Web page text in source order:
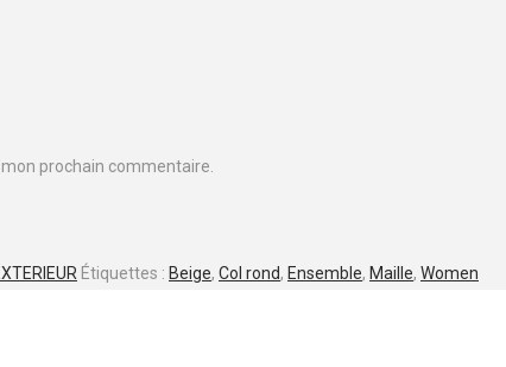
prochain commentaire.
Étiquettes : Beige, Col rond, Ensemble, Maille, Women